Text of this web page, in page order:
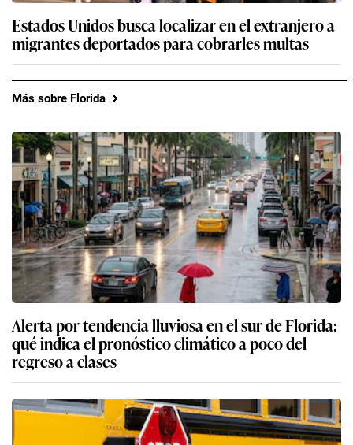
Estados Unidos busca localizar en el extranjero a
migrantes deportados para cobrarles multas
Más sobre Florida
Alerta por tendencia lluviosa en el sur de Florida:
qué indica el pronóstico climático a poco del
regreso a clases